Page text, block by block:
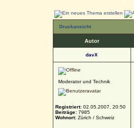
Druckansicht
Autor
davX
Moderator und Technik
Registriert:02.05.2007, 20:50
Beiträge:7985
Wohnort:Zürich / Schweiz